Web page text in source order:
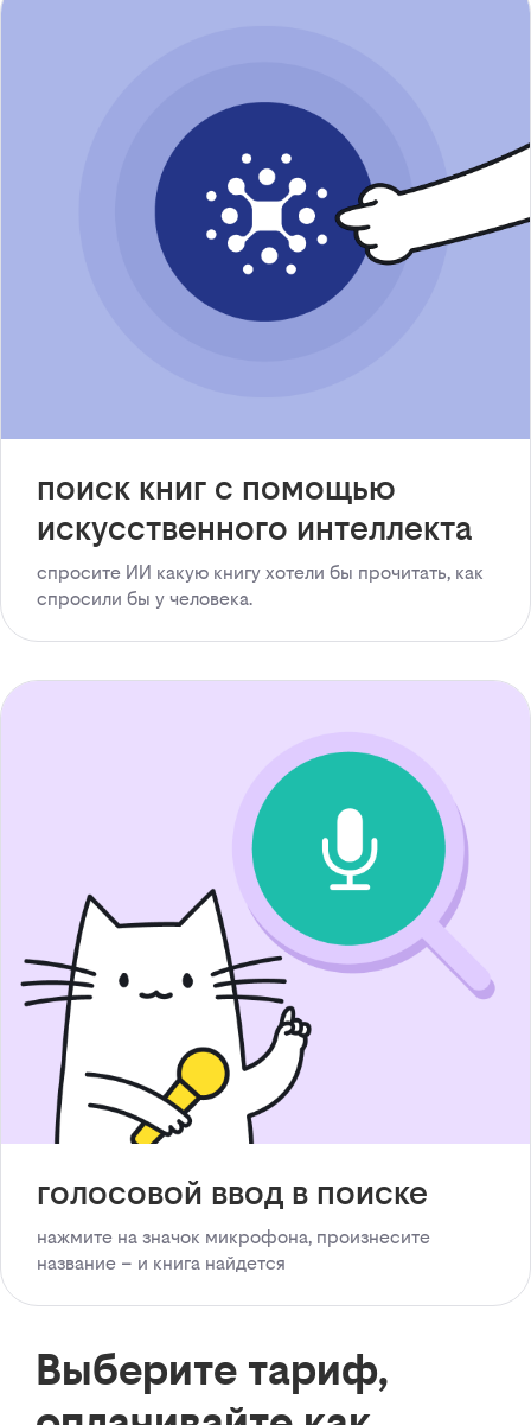
поиск книг с помощью
искусственного интеллекта
спросите ИИ какую книгу хотели бы прочитать, как
спросили бы у человека.
голосовой ввод в поиске
нажмите на значок микрофона, произнесите
название – и книга найдется
Выберите тариф,